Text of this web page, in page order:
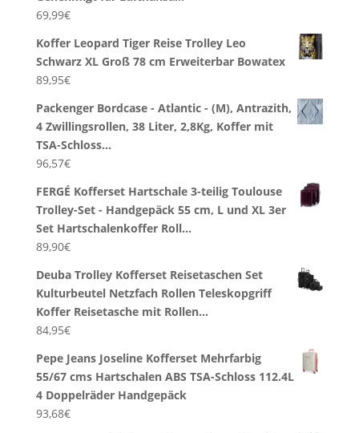
69,99€
Koffer Leopard Tiger Reise Trolley Leo
Schwarz XL Groß 78 cm Erweiterbar Bowatex
89,95€
Packenger Bordcase - Atlantic - (M), Antrazith,
4 Zwillingsrollen, 38 Liter, 2,8Kg, Koffer mit
TSA-Schloss…
96,57€
FERGÉ Kofferset Hartschale 3-teilig Toulouse
Trolley-Set - Handgepäck 55 cm, L und XL 3er
Set Hartschalenkoffer Roll…
89,90€
Deuba Trolley Kofferset Reisetaschen Set
Kulturbeutel Netzfach Rollen Teleskopgriff
Koffer Reisetasche mit Rollen…
84,95€
Pepe Jeans Joseline Kofferset Mehrfarbig
55/67 cms Hartschalen ABS TSA-Schloss 112.4L
4 Doppelräder Handgepäck
93,68€